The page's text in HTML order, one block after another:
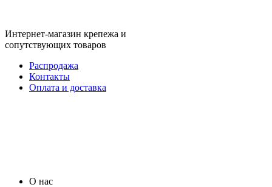
Интернет-магазин крепежа и
сопутствующих товаров
Распродажа
Контакты
Оплата и доставка
О нас